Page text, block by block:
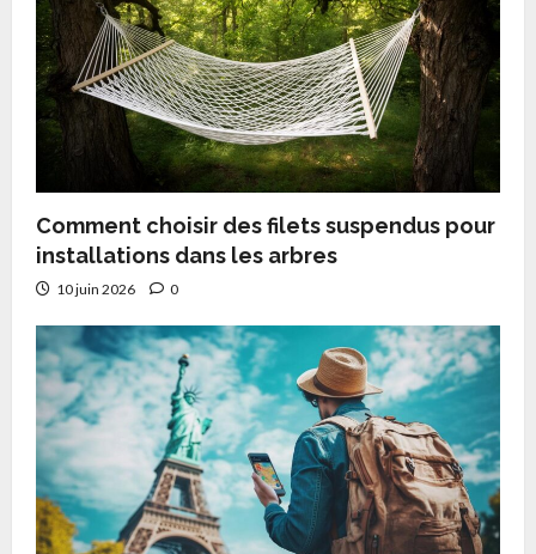
o
n
Comment choisir des filets suspendus pour
installations dans les arbres
10 juin 2026 0